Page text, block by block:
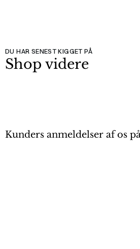
DU HAR SENEST KIGGET PÅ
Shop videre
Kunders anmeldelser af os